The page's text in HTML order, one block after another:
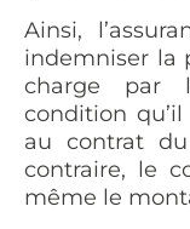
Ainsi,
indemniser la
charge par
condition qu’il
au contrat
contraire, le
même le